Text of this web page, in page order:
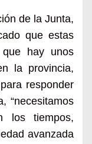
de la Junta,
que estas
hay unos
la provincia,
responder
“necesitamos
los tiempos,
avanzada